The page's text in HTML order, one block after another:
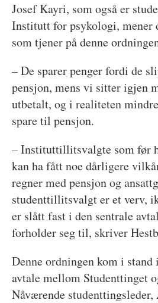
Josef Kayri, som også er
Institutt for psykologi, mener
som tjener på denne
– De sparer penger fordi de
pensjon, mens vi sitter igjen
utbetalt, og i realiteten
spare til pensjon.
– Instituttillitsvalgte som før
kan ha fått noe dårligere
regner med pensjon og
studenttillitsvalgt er et verv,
er slått fast i den sentrale
forholder seg til, skriver
Denne ordningen kom i stand
avtale mellom Studenttinget
Nåværende studenttingsleder,